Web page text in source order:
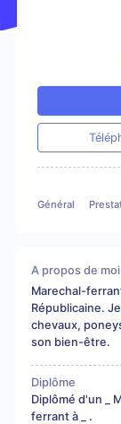
Général
A propos de moi
Marechal-
Républicaine.
chevaux,
son bien-être.
Diplôme
Diplômé d'un _
ferrant à _ .